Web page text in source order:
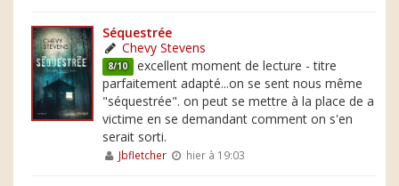
Séquestrée
Chevy Stevens
8/10 excellent moment de lecture - titre
parfaitement adapté...on se sent nous même
"séquestrée". on peut se mettre à la place de a
victime en se demandant comment on s'en
serait sorti.
Jbfletcher hier à 19:03